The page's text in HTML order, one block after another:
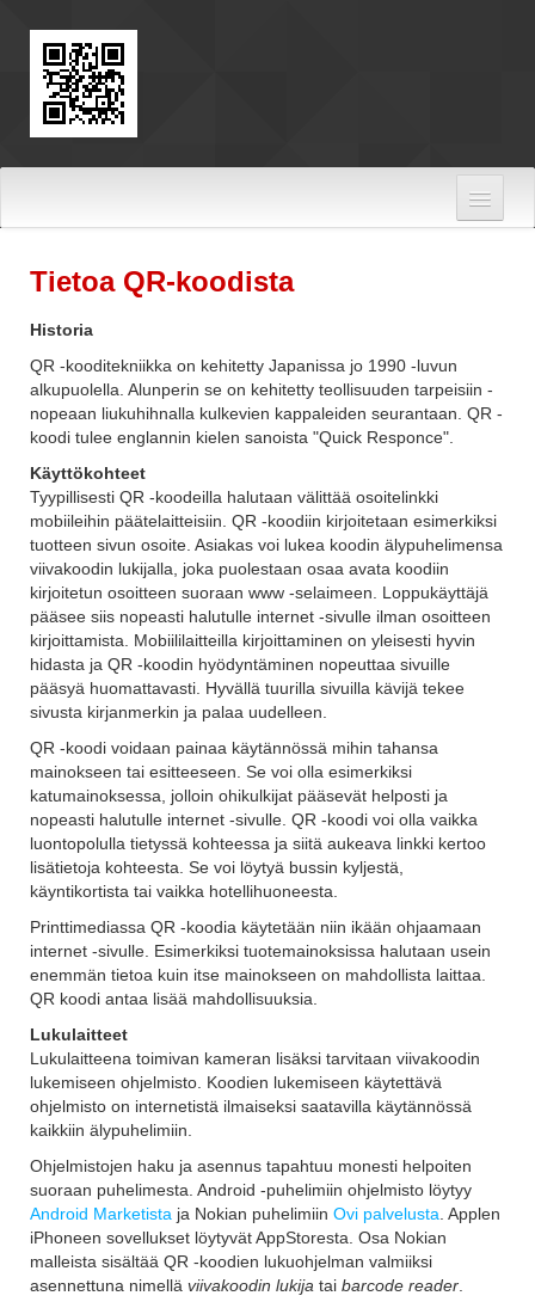
Tietoa QR-koodista
Historia
QR -kooditekniikka on kehitetty Japanissa jo 1990 -luvun
alkupuolella. Alunperin se on kehitetty teollisuuden tarpeisiin -
nopeaan liukuhihnalla kulkevien kappaleiden seurantaan. QR -
koodi tulee englannin kielen sanoista "Quick Responce".
Käyttökohteet
Tyypillisesti QR -koodeilla halutaan välittää osoitelinkki
mobiileihin päätelaitteisiin. QR -koodiin kirjoitetaan esimerkiksi
tuotteen sivun osoite. Asiakas voi lukea koodin älypuhelimensa
viivakoodin lukijalla, joka puolestaan osaa avata koodiin
kirjoitetun osoitteen suoraan www -selaimeen. Loppukäyttäjä
pääsee siis nopeasti halutulle internet -sivulle ilman osoitteen
kirjoittamista. Mobiililaitteilla kirjoittaminen on yleisesti hyvin
hidasta ja QR -koodin hyödyntäminen nopeuttaa sivuille
pääsyä huomattavasti. Hyvällä tuurilla sivuilla kävijä tekee
sivusta kirjanmerkin ja palaa uudelleen.
QR -koodi voidaan painaa käytännössä mihin tahansa
mainokseen tai esitteeseen. Se voi olla esimerkiksi
katumainoksessa, jolloin ohikulkijat pääsevät helposti ja
nopeasti halutulle internet -sivulle. QR -koodi voi olla vaikka
luontopolulla tietyssä kohteessa ja siitä aukeava linkki kertoo
lisätietoja kohteesta. Se voi löytyä bussin kyljestä,
käyntikortista tai vaikka hotellihuoneesta.
Printtimediassa QR -koodia käytetään niin ikään ohjaamaan
internet -sivulle. Esimerkiksi tuotemainoksissa halutaan usein
enemmän tietoa kuin itse mainokseen on mahdollista laittaa.
QR koodi antaa lisää mahdollisuuksia.
Lukulaitteet
Lukulaitteena toimivan kameran lisäksi tarvitaan viivakoodin
lukemiseen ohjelmisto. Koodien lukemiseen käytettävä
ohjelmisto on internetistä ilmaiseksi saatavilla käytännössä
kaikkiin älypuhelimiin.
Ohjelmistojen haku ja asennus tapahtuu monesti helpoiten
suoraan puhelimesta. Android -puhelimiin ohjelmisto löytyy
Android Marketista ja Nokian puhelimiin Ovi palvelusta . Applen
iPhoneen sovellukset löytyvät AppStoresta. Osa Nokian
malleista sisältää QR -koodien lukuohjelman valmiiksi
asennettuna nimellä viivakoodin lukija tai barcode reader